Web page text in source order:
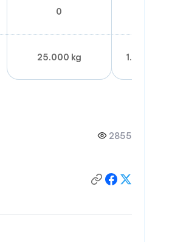
0
25.000 kg 1.616
2855